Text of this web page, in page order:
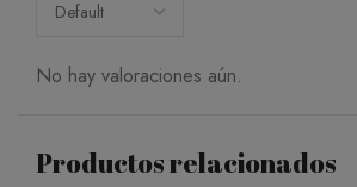
No hay valoraciones aún.
Productos relacionados